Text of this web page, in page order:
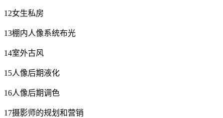
12女生私房
13棚内人像系统布光
14室外古风
15人像后期液化
16人像后期调色
17摄影师的规划和营销